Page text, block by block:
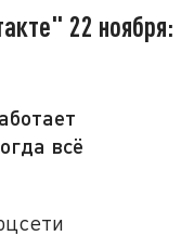
22 ноября:
всё